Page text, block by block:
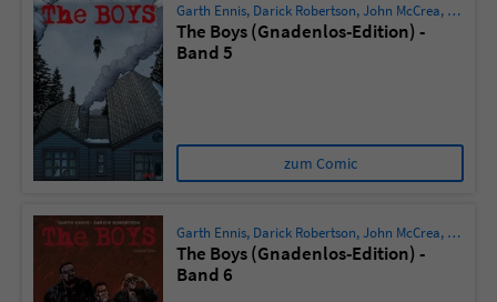
Garth Ennis, Darick Robertson,John McCrea, Russ
The Boys (Gnadenlos-Edition) -
Band 5
zum Comic
Garth Ennis, Darick Robertson,John McCrea, Russ
The Boys (Gnadenlos-Edition) -
Band 6